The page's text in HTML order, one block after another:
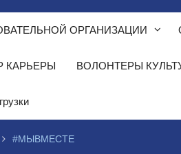
ОРГАНИЗАЦИИ
КАРЬЕРЫ ВОЛОНТЕРЫ
#МЫВМЕСТЕ